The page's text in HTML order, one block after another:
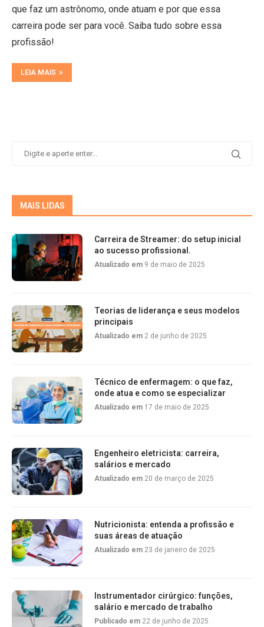
que faz um astrônomo, onde atuam e por que essa
carreira pode ser para você. Saiba tudo sobre essa
profissão!
LEIA MAIS
MAIS LIDAS
Carreira de Streamer: do setup inicial
ao sucesso profissional.
Atualizado em 9 de maio de 2025
Teorias de liderança e seus modelos
principais
Atualizado em 2 de junho de 2025
Técnico de enfermagem: o que faz,
onde atua e como se especializar
Atualizado em 17 de maio de 2025
Engenheiro eletricista: carreira,
salários e mercado
Atualizado em 20 de março de 2025
Nutricionista: entenda a profissão e
suas áreas de atuação
Atualizado em 23 de janeiro de 2025
Instrumentador cirúrgico: funções,
salário e mercado de trabalho
Publicado em 22 de junho de 2025